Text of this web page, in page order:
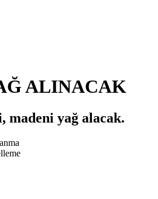
ALINACAK
madeni yağ alacak.